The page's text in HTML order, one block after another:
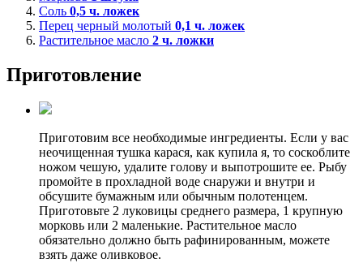
Соль 0,5 ч. ложек
Перец черный молотый 0,1 ч. ложек
Растительное масло 2 ч. ложки
Приготовление
Приготовим все необходимые ингредиенты. Если у вас
неочищенная тушка карася, как купила я, то соскоблите
ножом чешую, удалите голову и выпотрошите ее. Рыбу
промойте в прохладной воде снаружи и внутри и
обсушите бумажным или обычным полотенцем.
Приготовьте 2 луковицы среднего размера, 1 крупную
морковь или 2 маленькие. Растительное масло
обязательно должно быть рафинированным, можете
взять даже оливковое.